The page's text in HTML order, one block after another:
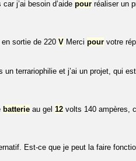
j’ai besoin d’aide pour réaliser un
en sortie de 220 V Merci pour votre
terrariophilie et j’ai un projet, qui
batterie au gel 12 volts 140 ampères,
Est-ce que je peut la faire